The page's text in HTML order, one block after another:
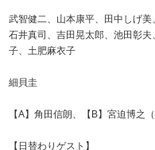
武智健二、山本康平、田中しげ
石井真司、吉田晃太郎、池田彰
子、土肥麻衣子
細貝圭
【A】角田信朗、【B】宮迫博之
【日替わりゲスト】